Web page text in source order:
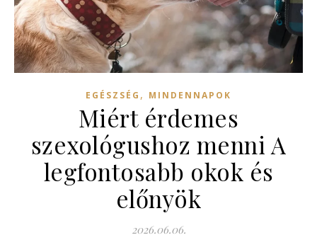
EGÉSZSÉG , MINDENNAPOK
Miért érdemes
szexológushoz menni A
legfontosabb okok és
előnyök
2026.06.06.